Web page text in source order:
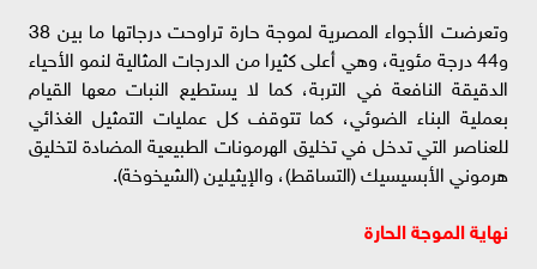
وتعرضت الأجواء المصرية لموجة حارة تراوحت درجاتها ما بين 38
و44 درجة مئوية، وهي أعلى كثيرا من الدرجات المثالية لنمو الأحياء
الدقيقة النافعة في التربة، كما لا يستطيع النبات معها القيام
بعملية البناء الضوئي، كما تتوقف كل عمليات التمثيل الغذائي
للعناصر التي تدخل في تخليق الهرمونات الطبيعية المضادة لتخليق
هرموني الأبسيسيك (التساقط)، والإيثيلين (الشيخوخة).
نهاية الموجة الحارة